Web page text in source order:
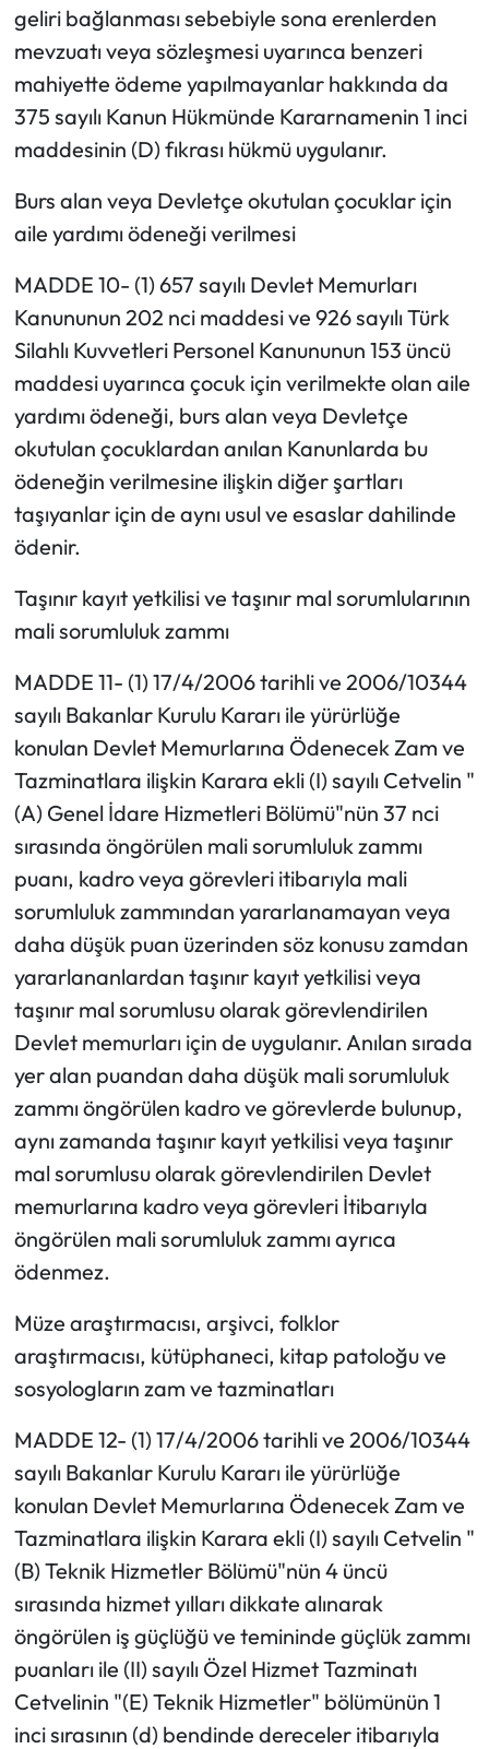
geliri bağlanması sebebiyle sona erenlerden
mevzuatı veya sözleşmesi uyarınca benzeri
mahiyette ödeme yapılmayanlar hakkında da
375 sayılı Kanun Hükmünde Kararnamenin 1 inci
maddesinin (D) fıkrası hükmü uygulanır.
Burs alan veya Devletçe okutulan çocuklar için
aile yardımı ödeneği verilmesi
MADDE 10- (1) 657 sayılı Devlet Memurları
Kanununun 202 nci maddesi ve 926 sayılı Türk
Silahlı Kuvvetleri Personel Kanununun 153 üncü
maddesi uyarınca çocuk için verilmekte olan aile
yardımı ödeneği, burs alan veya Devletçe
okutulan çocuklardan anılan Kanunlarda bu
ödeneğin verilmesine ilişkin diğer şartları
taşıyanlar için de aynı usul ve esaslar dahilinde
ödenir.
Taşınır kayıt yetkilisi ve taşınır mal sorumlularının
mali sorumluluk zammı
MADDE 11- (1) 17/4/2006 tarihli ve 2006/10344
sayılı Bakanlar Kurulu Kararı ile yürürlüğe
konulan Devlet Memurlarına Ödenecek Zam ve
Tazminatlara ilişkin Karara ekli (I) sayılı Cetvelin "
(A) Genel İdare Hizmetleri Bölümü"nün 37 nci
sırasında öngörülen mali sorumluluk zammı
puanı, kadro veya görevleri itibarıyla mali
sorumluluk zammından yararlanamayan veya
daha düşük puan üzerinden söz konusu zamdan
yararlananlardan taşınır kayıt yetkilisi veya
taşınır mal sorumlusu olarak görevlendirilen
Devlet memurları için de uygulanır. Anılan sırada
yer alan puandan daha düşük mali sorumluluk
zammı öngörülen kadro ve görevlerde bulunup,
aynı zamanda taşınır kayıt yetkilisi veya taşınır
mal sorumlusu olarak görevlendirilen Devlet
memurlarına kadro veya görevleri İtibarıyla
öngörülen mali sorumluluk zammı ayrıca
ödenmez.
Müze araştırmacısı, arşivci, folklor
araştırmacısı, kütüphaneci, kitap patoloğu ve
sosyologların zam ve tazminatları
MADDE 12- (1) 17/4/2006 tarihli ve 2006/10344
sayılı Bakanlar Kurulu Kararı ile yürürlüğe
konulan Devlet Memurlarına Ödenecek Zam ve
Tazminatlara ilişkin Karara ekli (I) sayılı Cetvelin "
(B) Teknik Hizmetler Bölümü"nün 4 üncü
sırasında hizmet yılları dikkate alınarak
öngörülen iş güçlüğü ve temininde güçlük zammı
puanları ile (II) sayılı Özel Hizmet Tazminatı
Cetvelinin "(E) Teknik Hizmetler" bölümünün 1
inci sırasının (d) bendinde dereceler itibarıyla